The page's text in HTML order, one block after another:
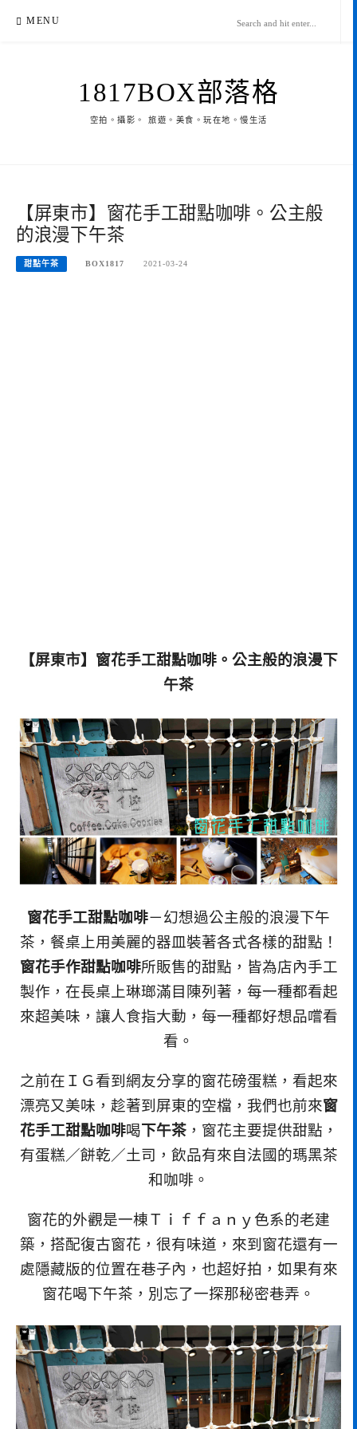
MENU
1817BOX部落格
空拍。攝影。 旅遊。美食。玩在地。慢生活
【屏東市】窗花手工甜點咖啡。公主般
的浪漫下午茶
甜點午茶 BOX1817 2021-03-24
【屏東市】窗花手工甜點咖啡。公主般的浪漫下
午茶
窗花手工甜點咖啡－幻想過公主般的浪漫下午
茶，餐桌上用美麗的器皿裝著各式各樣的甜點！
窗花手作甜點咖啡所販售的甜點，皆為店內手工
製作，在長桌上琳瑯滿目陳列著，每一種都看起
來超美味，讓人食指大動，每一種都好想品嚐看
看。
之前在ＩＧ看到網友分享的窗花磅蛋糕，看起來
漂亮又美味，趁著到屏東的空檔，我們也前來窗
花手工甜點咖啡喝下午茶，窗花主要提供甜點，
有蛋糕／餅乾／土司，飲品有來自法國的瑪黑茶
和咖啡。
窗花的外觀是一棟Ｔｉｆｆａｎｙ色系的老建
築，搭配復古窗花，很有味道，來到窗花還有一
處隱藏版的位置在巷子內，也超好拍，如果有來
窗花喝下午茶，別忘了一探那秘密巷弄。